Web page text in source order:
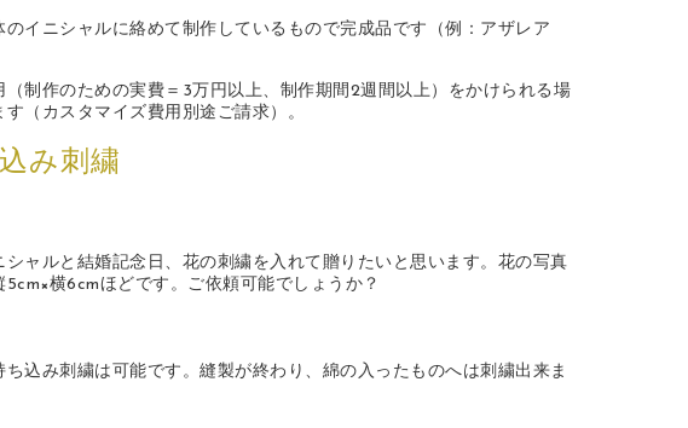
のイニシャルに絡めて制作しているもので完成品です（例：アザレア
制作のための実費＝3万円以上、制作期間2週間以上）をかけられる場
（カスタマイズ費用別途ご請求）。
み刺繍
ャルと結婚記念日、花の刺繍を入れて贈りたいと思います。花の写真
横6cmほどです。ご依頼可能でしょうか？
込み刺繍は可能です。縫製が終わり、綿の入ったものへは刺繍出来ま